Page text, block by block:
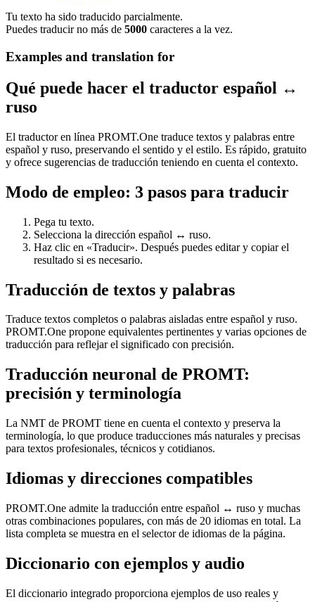
Tu texto ha sido traducido parcialmente.
Puedes traducir no más de 5000 caracteres a la vez.
Examples and translation for
Qué puede hacer el traductor español ↔
ruso
El traductor en línea PROMT.One traduce textos y palabras entre
español y ruso, preservando el sentido y el estilo. Es rápido, gratuito
y ofrece sugerencias de traducción teniendo en cuenta el contexto.
Modo de empleo: 3 pasos para traducir
Pega tu texto.
Selecciona la dirección español ↔ ruso.
Haz clic en «Traducir». Después puedes editar y copiar el
resultado si es necesario.
Traducción de textos y palabras
Traduce textos completos o palabras aisladas entre español y ruso.
PROMT.One propone equivalentes pertinentes y varias opciones de
traducción para reflejar el significado con precisión.
Traducción neuronal de PROMT:
precisión y terminología
La NMT de PROMT tiene en cuenta el contexto y preserva la
terminología, lo que produce traducciones más naturales y precisas
para textos profesionales, técnicos y cotidianos.
Idiomas y direcciones compatibles
PROMT.One admite la traducción entre español ↔ ruso y muchas
otras combinaciones populares, con más de 20 idiomas en total. La
lista completa se muestra en el selector de idiomas de la página.
Diccionario con ejemplos y audio
El diccionario integrado proporciona ejemplos de uso reales y